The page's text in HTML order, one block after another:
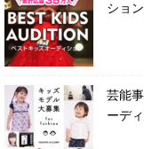
ショ
芸能
ーデ